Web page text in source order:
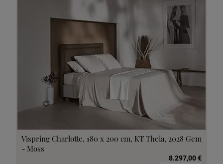
Vispring Charlotte, 180 x 200 cm, KT Theia, 2028 Gem
- Moss
8.297,00 €